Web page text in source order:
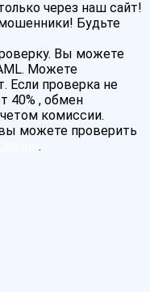
через наш сайт!
Будьте
Вы можете
Можете
Если проверка не
40% , обмен
комиссии.
можете проверить
.